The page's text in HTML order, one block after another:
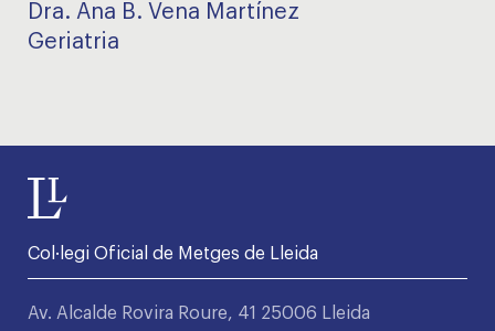
Dra. Ana B. Vena Martínez
Geriatria
Col·legi Oficial de Metges de Lleida
Av. Alcalde Rovira Roure, 41 25006 Lleida